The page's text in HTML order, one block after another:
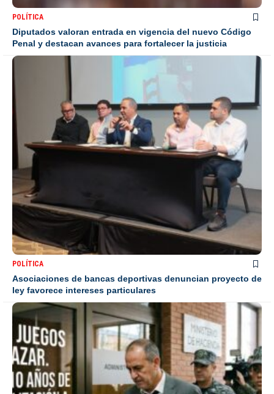
POLÍTICA
Diputados valoran entrada en vigencia del nuevo Código
Penal y destacan avances para fortalecer la justicia
POLÍTICA
Asociaciones de bancas deportivas denuncian proyecto de
ley favorece intereses particulares